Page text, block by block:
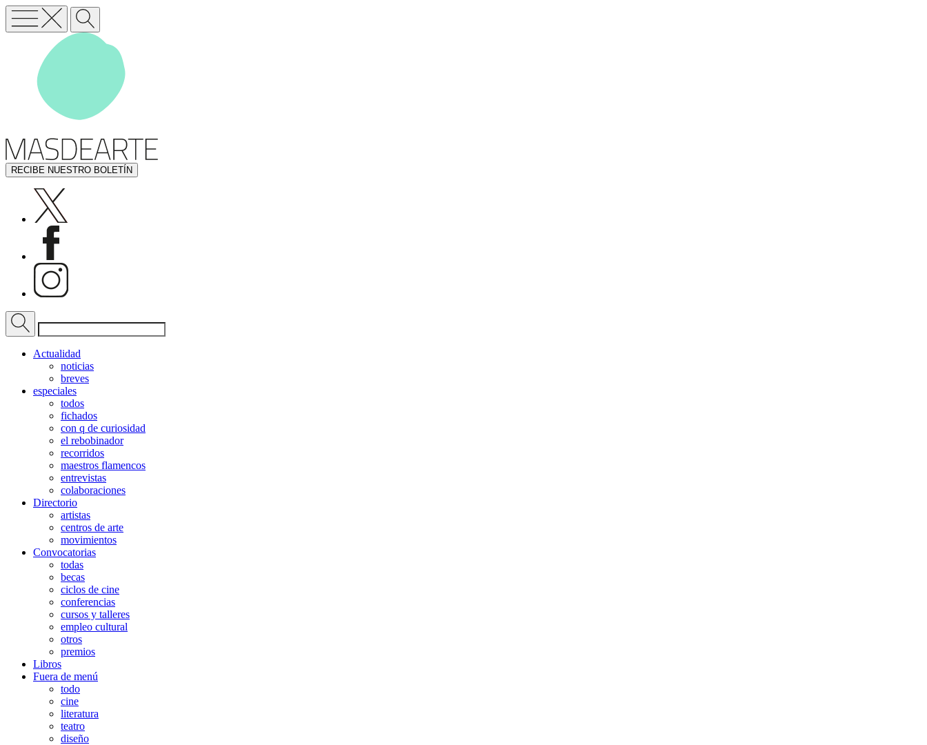
RECIBE NUESTRO BOLETÍN
Actualidad
noticias
breves
especiales
todos
fichados
con q de curiosidad
el rebobinador
recorridos
maestros flamencos
entrevistas
colaboraciones
Directorio
artistas
centros de arte
movimientos
Convocatorias
todas
becas
ciclos de cine
conferencias
cursos y talleres
empleo cultural
otros
premios
Libros
Fuera de menú
todo
cine
literatura
teatro
diseño